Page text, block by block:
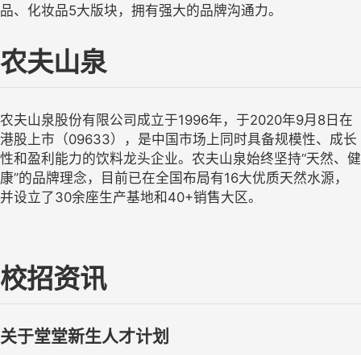
品、化妆品5大版块，拥有强大的品牌沟通力。
农夫山泉
农夫山泉股份有限公司成立于1996年，于2020年9月8日在
港股上市（09633），是中国市场上同时具备规模性、成长
性和盈利能力的饮料龙头企业。农夫山泉始终坚持“天然、健
康”的品牌理念，目前已在全国布局有16大优质天然水源，
并设立了30余座生产基地和40+销售大区。
校招资讯
关于堂堂新生人才计划